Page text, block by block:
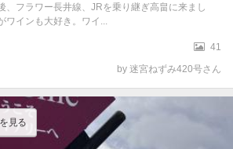
、フラワー長井線、JRを乗り継ぎ高畠に来まし
インも大好き。ワイ...
41
by 迷宮ねずみ420号さん
見る